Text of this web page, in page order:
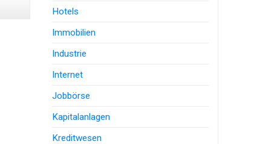
Hotels
Immobilien
Industrie
Internet
Jobbörse
Kapitalanlagen
Kreditwesen